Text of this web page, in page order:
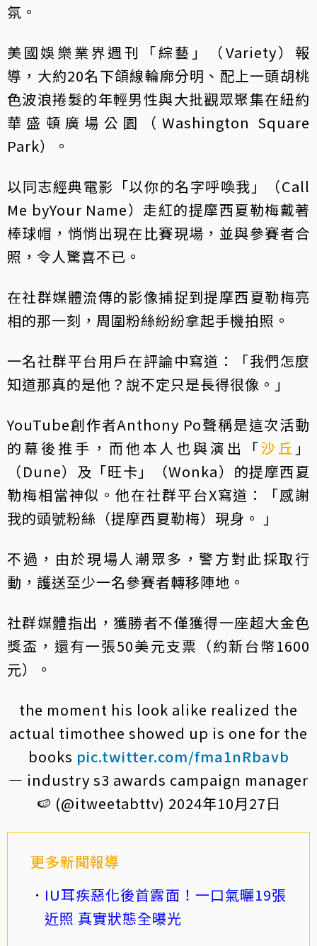
氛。
美國娛樂業界週刊「綜藝」（Variety）報
導，大約20名下頜線輪廓分明、配上一頭胡桃
色波浪捲髮的年輕男性與大批觀眾聚集在紐約
華盛頓廣場公園（Washington Square
Park）。
以同志經典電影「以你的名字呼喚我」（Call
Me byYour Name）走紅的提摩西夏勒梅戴著
棒球帽，悄悄出現在比賽現場，並與參賽者合
照，令人驚喜不已。
在社群媒體流傳的影像捕捉到提摩西夏勒梅亮
相的那一刻，周圍粉絲紛紛拿起手機拍照。
一名社群平台用戶在評論中寫道：「我們怎麼
知道那真的是他？說不定只是長得很像。」
YouTube創作者Anthony Po聲稱是這次活動
的幕後推手，而他本人也與演出「沙丘 」
（Dune）及「旺卡」（Wonka）的提摩西夏
勒梅相當神似。他在社群平台X寫道：「感謝
我的頭號粉絲（提摩西夏勒梅）現身。 」
不過，由於現場人潮眾多，警方對此採取行
動，護送至少一名參賽者轉移陣地。
社群媒體指出，獲勝者不僅獲得一座超大金色
獎盃，還有一張50美元支票（約新台幣1600
元）。
the moment his look alike realized the
actual timothee showed up is one for the
books pic.twitter.com/fma1nRbavb
— industry s3 awards campaign manager
🍉 (@itweetabttv) 2024年10月27日
更多新聞報導
IU耳疾惡化後首露面！一口氣曬19張
近照 真實狀態全曝光